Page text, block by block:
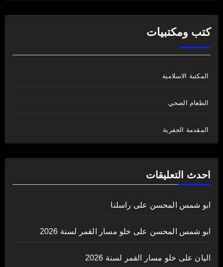
كتب ومكتبيات
المكتبة الاسلامية
الطعام الصحي
المقدمة الجفرية
احدث التعليقات
ابو شمس المحسن على راسلنا
ابو شمس المحسن على خلو مسار القمر لسنة 2026
اليان على خلو مسار القمر لسنة 2026